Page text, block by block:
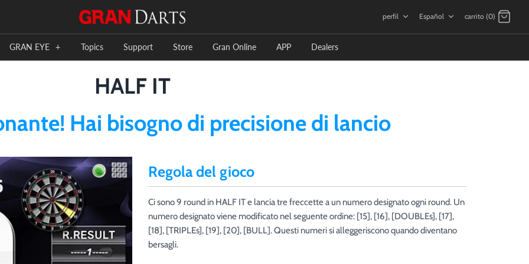
perfil
言
語
Español carrito (0)
GRAN EYE + Topics Support Store Gran Online APP Dealers
HALF IT
Hai bisogno di precisione di lancio
Regola del gioco
Ci sono 9 round in HALF IT e lancia tre freccette a un numero designato ogni round. Un
numero designato viene modificato nel seguente ordine: [15], [16], [DOUBLEs], [17],
[18], [TRIPLEs], [19], [20], [BULL]. Questi numeri si alleggeriscono quando diventano
bersagli.